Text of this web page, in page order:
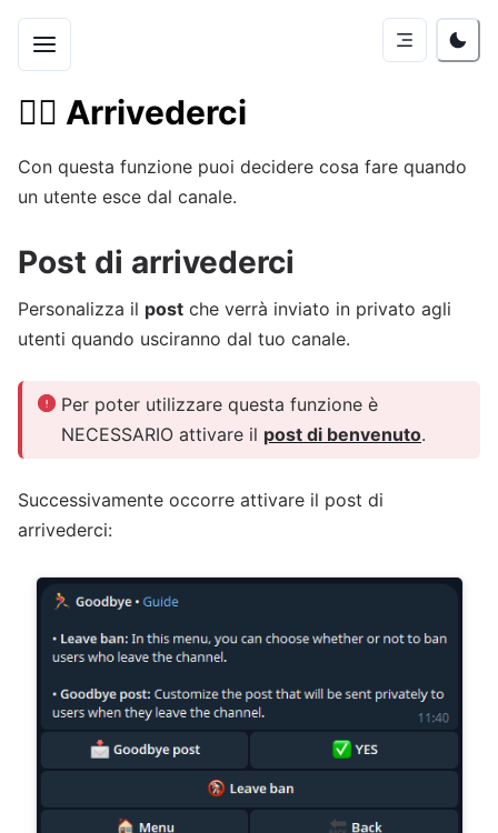
🏃‍♂️ Arrivederci
Con questa funzione puoi decidere cosa fare quando
un utente esce dal canale.
Post di arrivederci
Personalizza il post che verrà inviato in privato agli
utenti quando usciranno dal tuo canale.
Per poter utilizzare questa funzione è
NECESSARIO attivare il post di benvenuto.
Successivamente occorre attivare il post di
arrivederci: